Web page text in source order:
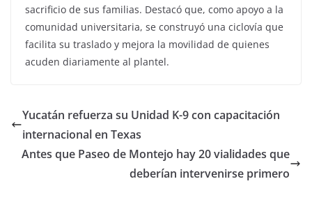
sacrificio de sus familias. Destacó que, como apoyo a la
comunidad universitaria, se construyó una ciclovía que
facilita su traslado y mejora la movilidad de quienes
acuden diariamente al plantel.
Yucatán refuerza su Unidad K-9 con capacitación
internacional en Texas
Antes que Paseo de Montejo hay 20 vialidades que
deberían intervenirse primero